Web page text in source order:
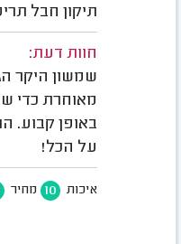
תיקון חבל
חוות דעת:
שמשון היקר
מאוחרת כדי
באופן קבוע.
על הכל!
איכות 10 מחיר